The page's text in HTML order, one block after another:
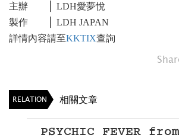
主辦 ⎪ LDH愛夢悅
製作 ⎪ LDH JAPAN
詳情內容請至KKTIX查詢
RELATION 相關文章
PSYCHIC FEVER